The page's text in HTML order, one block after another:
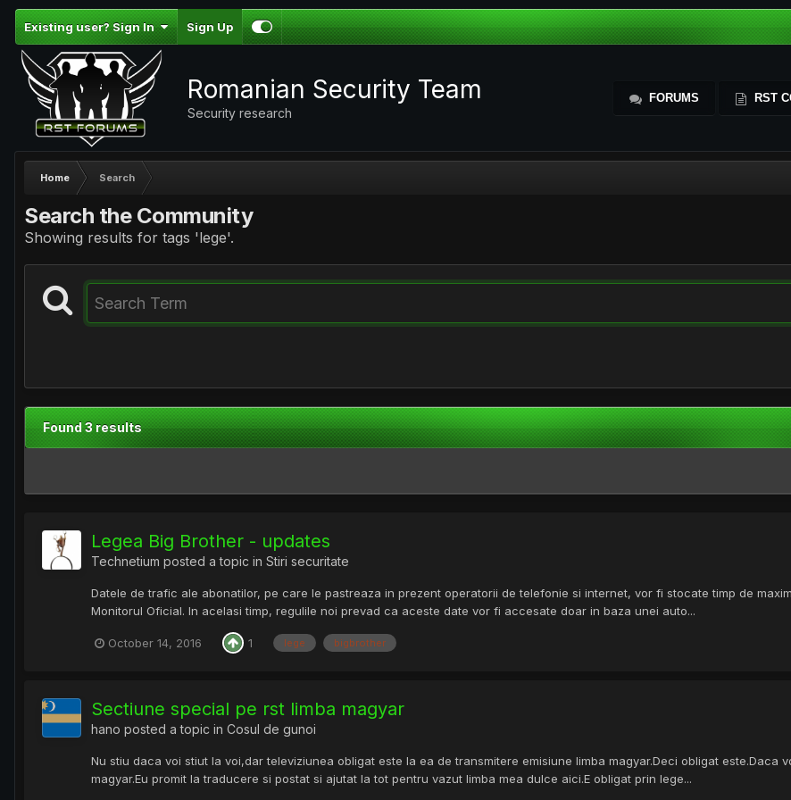
Existing user? Sign In Sign Up
Romanian Security Team
Security research
FORUMS RST
Home Search
Search the Community
Showing results for tags 'lege'.
Found 3 results
Legea Big Brother - updates
Technetium posted a topic in Stiri securitate
Datele de trafic ale abonatilor, pe care le pastreaza in prezent operatorii de telefonie si internet, vor fi stocate timp de
Monitorul Oficial. In acelasi timp, regulile noi prevad ca aceste date vor fi accesate doar in baza unei auto...
October 14, 2016 1 lege bigbrother
Sectiune special pe rst limba magyar
hano posted a topic in Cosul de gunoi
Nu stiu daca voi stiut la voi,dar televiziunea obligat este la ea de transmitere emisiune limba magyar.Deci obligat
magyar.Eu promit la traducere si postat si ajutat la tot pentru vazut limba mea dulce aici.E obligat prin lege...